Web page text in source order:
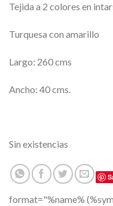
Tejida a 2 colores en
Turquesa con amarillo
Largo: 260 cms
Ancho: 40 cms.
Sin existencias
format="%name%